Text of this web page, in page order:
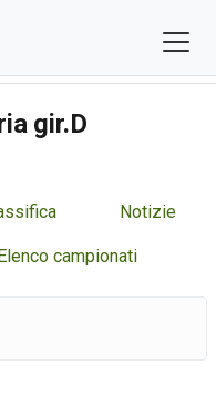
gir.D
Notizie
campionati